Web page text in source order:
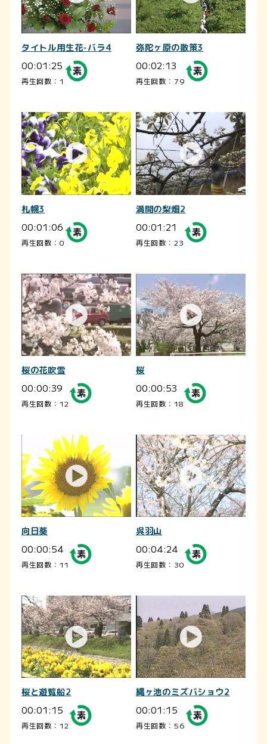
タイトル用生花-バラ4
00:01:25
再生回数：1
弥陀ヶ原の散策3
00:02:13
再生回数：79
札幌3
00:01:06
再生回数：0
満開の梨畑2
00:01:21
再生回数：23
桜の花吹雪
00:00:39
再生回数：12
桜
00:00:53
再生回数：18
向日葵
00:00:54
再生回数：11
呉羽山
00:04:24
再生回数：30
桜と遊覧船2
00:01:15
再生回数：12
縄ヶ池のミズバショウ2
00:01:15
再生回数：56